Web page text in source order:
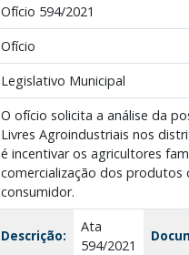
Ofício 594/2021
Ofício
Legislativo Municipal
O ofício solicita a análise da
Livres Agroindustriais nos
é incentivar os agricultores
comercialização dos
consumidor.
Descrição:
Ata
594/2021